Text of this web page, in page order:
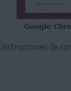
Instrucciones de